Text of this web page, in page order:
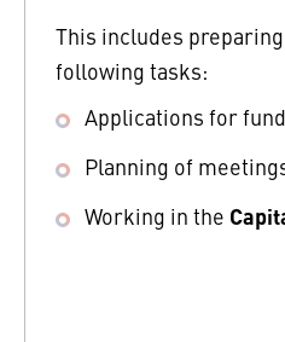
This includes
following tasks:
Applications for
Planning of
Working in the